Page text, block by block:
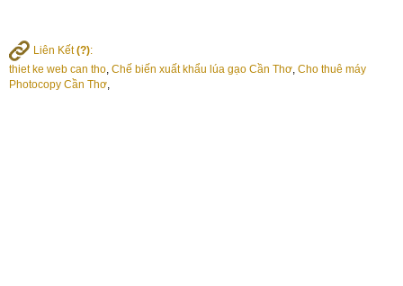
Liên Kết(?):
thiet ke web can tho, Chế biến xuất khẩu lúa gạo Cần Thơ, Cho thuê máy
Photocopy Cần Thơ,